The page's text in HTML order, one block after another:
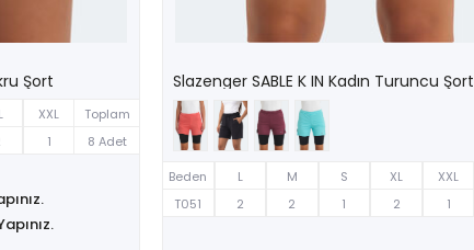
Şort
XXL
Toplam
1 8 Adet
Slazenger SABLE K IN Kadın Turuncu Şort
Beden L M S XL XXL
T051
2 2 1 2 1